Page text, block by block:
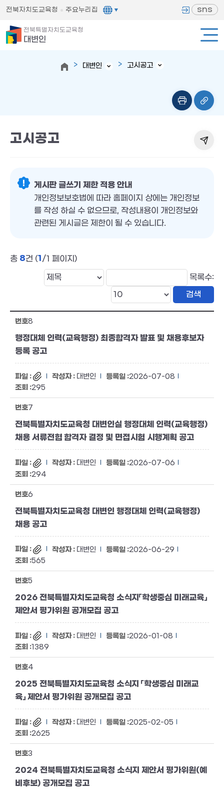
전북자치도교육청 주요누리집 sns
전북특별자치도교육청
대변인
대변인 고시공고
고시공고
게시판 글쓰기 제한 적용 안내
개인정보보호법에 따라 홈페이지 상에는 개인정보
를 작성 하실 수 없으므로, 작성내용이 개인정보와
관련된 게시글은 제한이 될 수 있습니다.
총 8건 (1/1 페이지)
목록수:
8
행정대체 인력(교육행정) 최종합격자 발표 및 채용후보자
등록 공고
대변인
2026-07-08
295
7
전북특별자치도교육청 대변인실 행정대체 인력(교육행정)
채용 서류전협 합격자 결정 및 면접시험 시행계획 공고
대변인
2026-07-06
294
6
전북특별자치도교육청 대변인 행정대체 인력(교육행정)
채용 공고
대변인
2026-06-29
565
5
2026 전북특별자치도교육청 소식지「학생중심 미래교육」
제안서 평가위원 공개모집 공고
대변인
2026-01-08
1389
4
2025 전북특별자치도교육청 소식지 「학생중심 미래교
육」 제안서 평가위원 공개모집 공고
대변인
2025-02-05
2625
3
2024 전북특별자치도교육청 소식지 제안서 평가위원(예
비후보) 공개모집 공고